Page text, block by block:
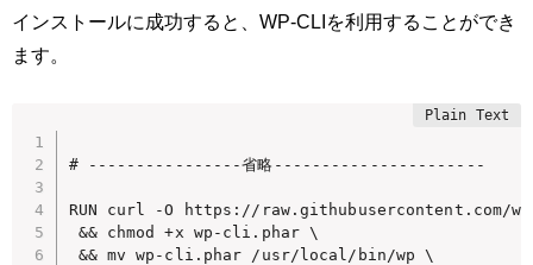
インストールに成功すると、WP-CLIを利用することができ
ます。
# ----------------省略----------------------
RUN curl -O https://
&& chmod +x wp-cli.phar \
&& mv wp-cli.phar /usr/local/bin/wp \